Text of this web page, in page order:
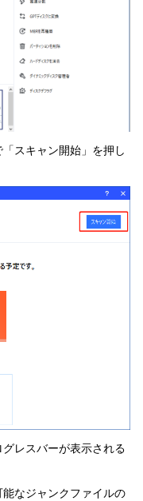
スキャン開始」を押し
レスバーが表示される
なジャンクファイルの